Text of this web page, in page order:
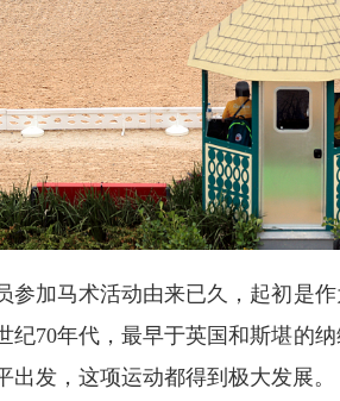
参加马术活动由来已久，起初是
纪70年代，最早于英国和斯堪的
出发，这项运动都得到极大发展。